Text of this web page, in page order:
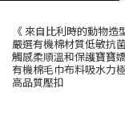
《 來自比利時的動物造
嚴選有機棉材質低敏抗菌
觸感柔順溫和保護寶寶
有機棉毛巾布料吸水力
高品質壓扣